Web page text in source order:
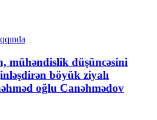
mühəndislik düşüncəsini
böyük ziyalı
oğlu Canəhmədov